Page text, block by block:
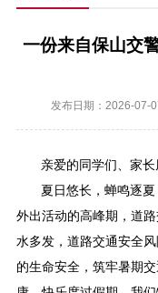
一份来自保山交
发布日期：2026-07-
亲爱的同学们、家长
夏日悠长，蝉鸣逐
外出活动的高峰期，道
水多发，道路交通安全
的生命安全，筑牢暑期